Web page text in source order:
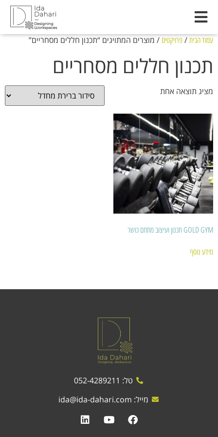
עמוד הבית / פרויקטים / מוצרים המתויגים “תכנון חללים מסחריים”
תכנון חללים מסחריים
מציג תוצאה אחת
GOLD GYM תכנון ועיצוב מתחם כושר
מידע נוסף
טל: 052-4289211
מייל: ida@ida-dahari.com